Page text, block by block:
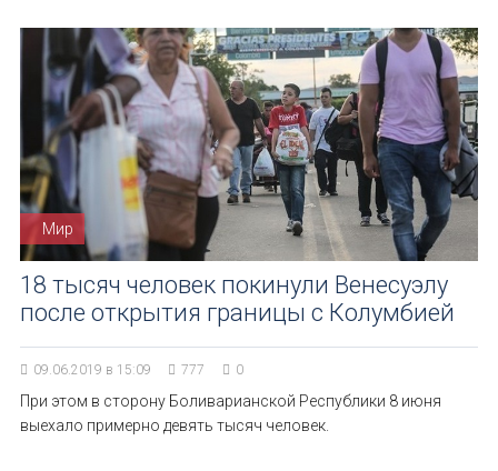
Мир
18 тысяч человек покинули Венесуэлу
после открытия границы с Колумбией
09.06.2019 в 15:09 777 0
При этом в сторону Боливарианской Республики 8 июня
выехало примерно девять тысяч человек.